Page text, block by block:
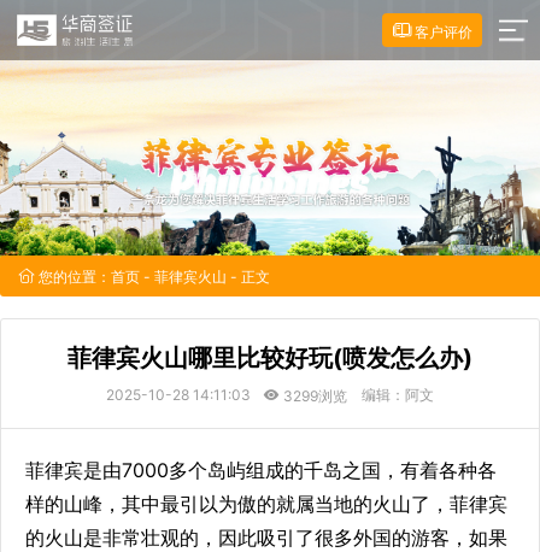
客户评价
您的位置： 首页 - 菲律宾火山 - 正文
菲律宾火山哪里比较好玩(喷发怎么办)
2025-10-28 14:11:03 3299浏览 编辑：阿文
菲律宾是由7000多个岛屿组成的千岛之国，有着各种各
样的山峰，其中最引以为傲的就属当地的火山了，菲律宾
的火山是非常壮观的，因此吸引了很多外国的游客，如果